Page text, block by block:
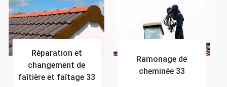
Réparation et
changement de
faîtière et faîtage 33
Ramonage de
cheminée 33